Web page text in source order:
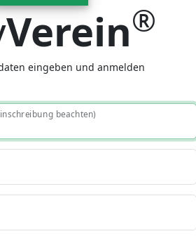
Verein®
eingeben und anmelden
beachten)